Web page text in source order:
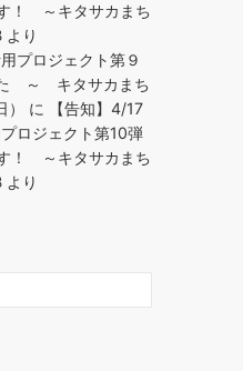
！ ～キタサカまち
より
プロジェクト第９
た ～ キタサカまち
に
【告知】4/17
ロジェクト第10弾
！ ～キタサカまち
より